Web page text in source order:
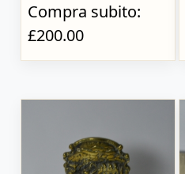
Compra subito:
£200.00